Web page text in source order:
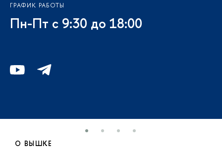
ГРАФИК РАБОТЫ
Пн-Пт с 9:30 до 18:00
О ВЫШКЕ